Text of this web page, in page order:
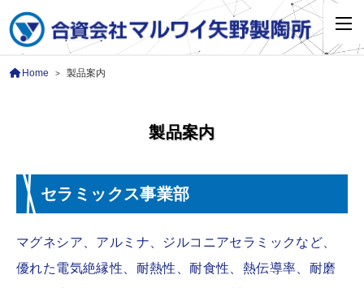
Home > 製品案内
製品案内
セラミックス事業部
マグネシア、アルミナ、ジルコニアセラミックなど、
優れた電気絶縁性、耐熱性、耐食性、熱伝導率、耐磨